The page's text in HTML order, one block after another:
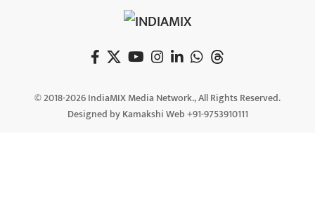
© 2018-2026 IndiaMIX Media Network., All Rights Reserved.
Designed by Kamakshi Web +91-9753910111